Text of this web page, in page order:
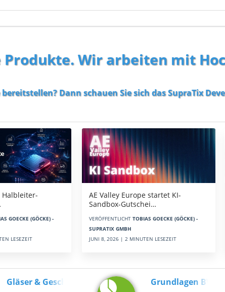
Produkte. Wir arbeiten mit
Dann schauen Sie sich dasSupraTix
Halbleiter-
GOECKE (GÖCKE) -
LESEZEIT
AE Valley Europe startet KI-
Sandbox-Gutschei…
VERÖFFENTLICHT TOBIAS GOECKE (GÖCKE) -
SUPRATIX GMBH
JUNI 8, 2026 | 2 MINUTEN LESEZEIT
Gläser & Geschi… Grundlagen BWL